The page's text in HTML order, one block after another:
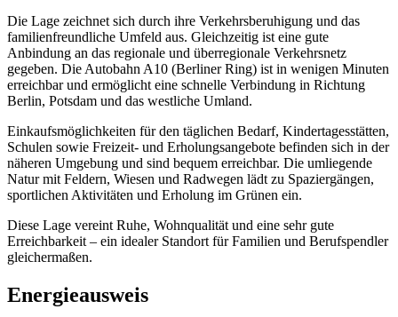
Die Lage zeichnet sich durch ihre Verkehrsberuhigung und das
familienfreundliche Umfeld aus. Gleichzeitig ist eine gute
Anbindung an das regionale und überregionale Verkehrsnetz
gegeben. Die Autobahn A10 (Berliner Ring) ist in wenigen Minuten
erreichbar und ermöglicht eine schnelle Verbindung in Richtung
Berlin, Potsdam und das westliche Umland.
Einkaufsmöglichkeiten für den täglichen Bedarf, Kindertagesstätten,
Schulen sowie Freizeit- und Erholungsangebote befinden sich in der
näheren Umgebung und sind bequem erreichbar. Die umliegende
Natur mit Feldern, Wiesen und Radwegen lädt zu Spaziergängen,
sportlichen Aktivitäten und Erholung im Grünen ein.
Diese Lage vereint Ruhe, Wohnqualität und eine sehr gute
Erreichbarkeit – ein idealer Standort für Familien und Berufspendler
gleichermaßen.
Energieausweis